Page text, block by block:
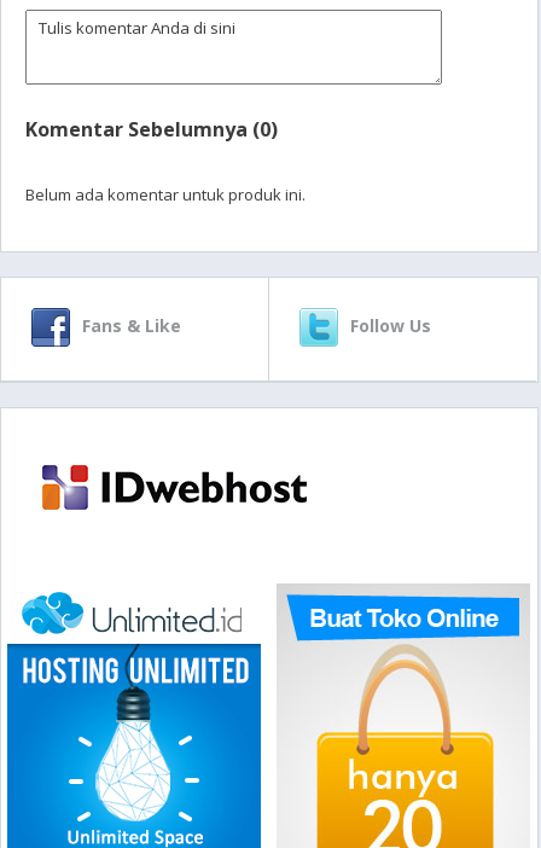
Komentar Sebelumnya (0)
Belum ada komentar untuk produk ini.
Fans & Like Follow Us